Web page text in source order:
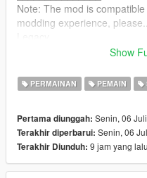
Note: The mod is
modding experience,
Drag and drop the scripts
CHANGELOG:
VERSION 0:
Show
PERMAINAN PEMAIN
Pertama diunggah: Senin, 06
Terakhir diperbarui: Senin, 06
Terakhir Diunduh: 9 jam yang lalu